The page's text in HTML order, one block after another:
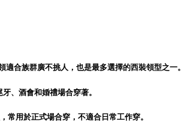
合族群廣不挑人，也是最多選擇的西裝領型之一。
、酒會和婚禮場合穿著。
用於正式場合穿，不適合日常工作穿。